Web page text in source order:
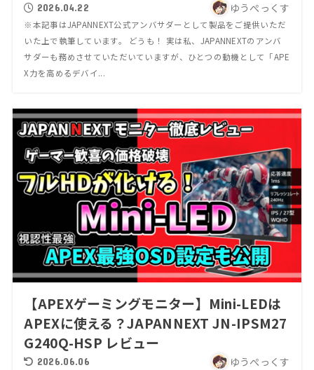
2026.04.22 ゆうぺっくす
※本記事はJAPANNEXT公式アンバサダーとして製品をご提供いただ
いた上で執筆しています。 どうも！ 実は私、JAPANNEXTのアンバ
サダーも務めさせていただいていますが、ひとつの動機として「APE
X力を高めるデバイ...
【APEXゲーミングモニター】Mini-LEDは
APEXに使える？JAPANNEXT JN-IPSM27
G240Q-HSP レビュー
2026.06.06 ゆうぺっくす